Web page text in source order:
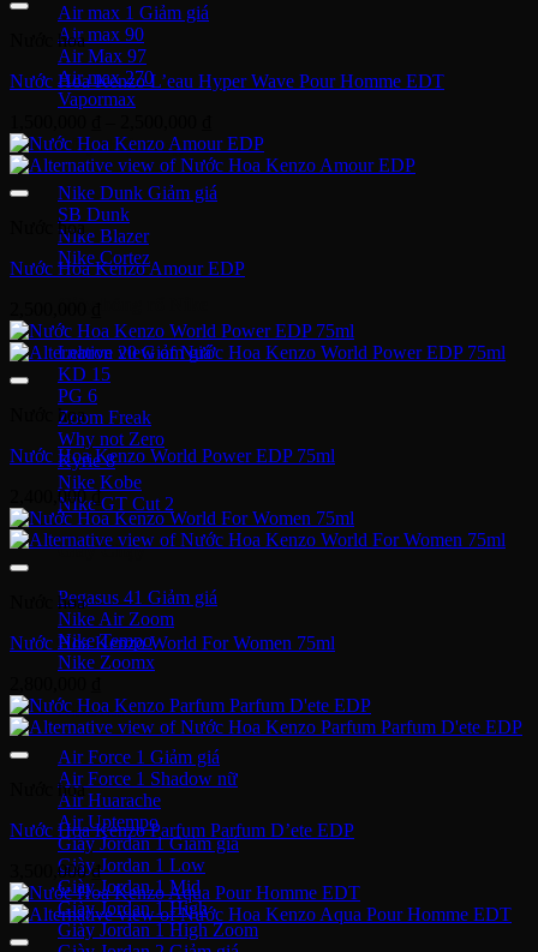
Air max 1
Air max 90
Air Max 97
Air max 270
Vapormax
Giày thời trang
Nike Dunk
SB Dunk
Nike Blazer
Nike Cortez
Lebron 20
KD 15
PG 6
Zoom Freak
Why not Zero
Kyrie 8
Nike Kobe
NIke GT Cut 2
Giày Chạy
Pegasus 41
Nike Air Zoom
Nike Tempo
Nike Zoomx
Nike Air
Air Force 1
Air Force 1 Shadow nữ
Air Huarache
Air Uptempo
Giày Jordan 1
Giày Jordan 1 Low
Giày Jordan 1 Mid
Giày Jordan 1 High
Giày Jordan 1 High Zoom
Nước hoa
Nước Hoa Kenzo L’eau Hyper Wave Pour Homme EDT
giá:
từ
1,500,000 ₫
đến
Nước hoa
Nước Hoa Kenzo Amour EDP
Nước hoa
Nước Hoa Kenzo World Power EDP 75ml
2,400,000₫
Nước hoa
Nước Hoa Kenzo World For Women 75ml
Nước hoa
Nước Hoa Kenzo Parfum Parfum D’ete EDP
3,500,000₫